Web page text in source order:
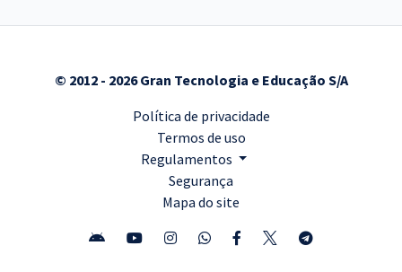
© 2012 - 2026 Gran Tecnologia e Educação S/A
Política de privacidade
Termos de uso
Regulamentos
Segurança
Mapa do site